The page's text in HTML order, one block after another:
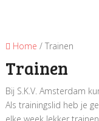
Home / Trainen
Trainen
Bij S.K.V. Amsterdam
Als trainingslid heb je